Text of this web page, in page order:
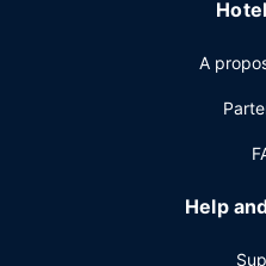
d'affaires, des journaux
disponible dans l'enceinte
A
Help